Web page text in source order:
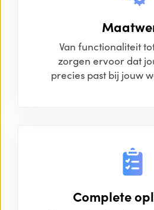
Van functionaliteit
zorgen ervoor dat
precies past bij jouw
Complete